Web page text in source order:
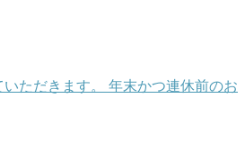
ただきます。 年末かつ連休前のお